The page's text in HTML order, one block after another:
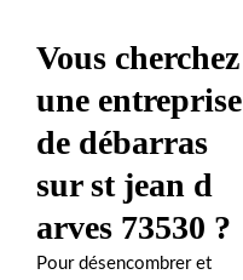
Vous cherchez
une entreprise
de débarras
sur st jean d
arves 73530 ?
Pour désencombrer et